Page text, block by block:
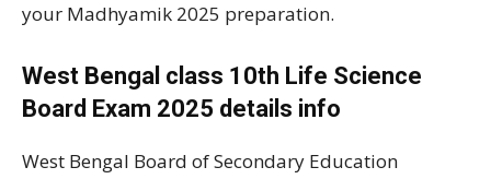
your Madhyamik 2025 preparation.
West Bengal class 10th Life Science
Board Exam 2025 details info
West Bengal Board of Secondary Education